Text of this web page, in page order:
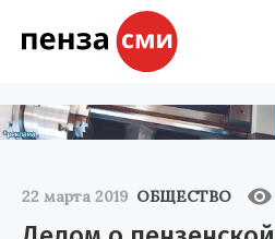
22 марта 2019 ОБЩЕСТВО